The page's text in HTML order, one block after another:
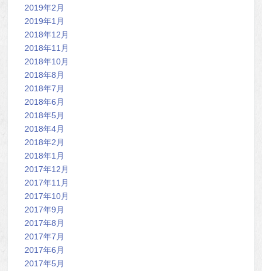
2019年2月
2019年1月
2018年12月
2018年11月
2018年10月
2018年8月
2018年7月
2018年6月
2018年5月
2018年4月
2018年2月
2018年1月
2017年12月
2017年11月
2017年10月
2017年9月
2017年8月
2017年7月
2017年6月
2017年5月